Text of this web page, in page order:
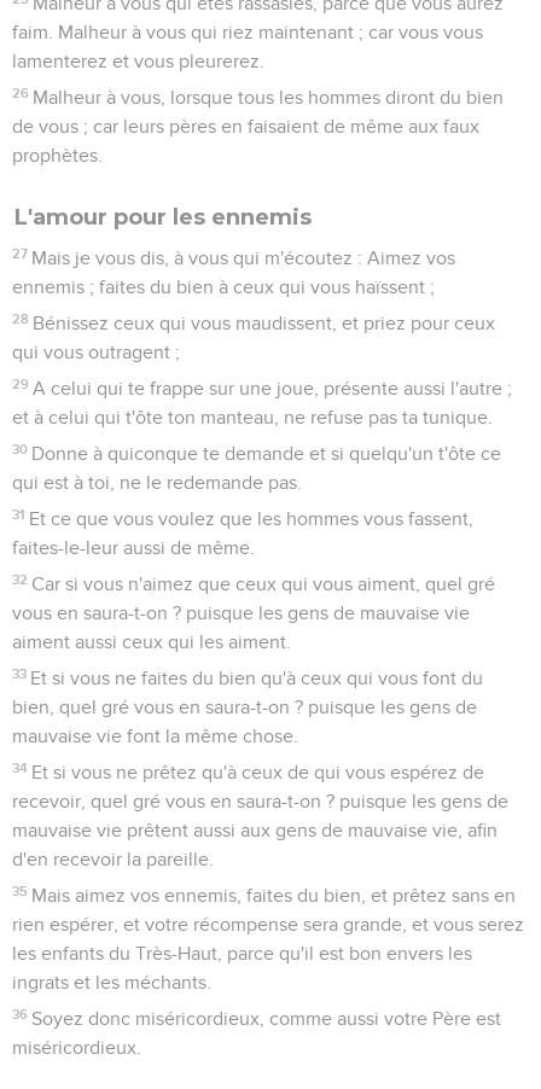
faim. Malheur à vous qui riez maintenant ; car vous vous
lamenterez et vous pleurerez.
26 Malheur à vous, lorsque tous les hommes diront du bien
de vous ; car leurs pères en faisaient de même aux faux
prophètes.
L'amour pour les ennemis
27 Mais je vous dis, à vous qui m'écoutez : Aimez vos
ennemis ; faites du bien à ceux qui vous haïssent ;
28 Bénissez ceux qui vous maudissent, et priez pour ceux
qui vous outragent ;
29 A celui qui te frappe sur une joue, présente aussi l'autre ;
et à celui qui t'ôte ton manteau, ne refuse pas ta tunique.
30 Donne à quiconque te demande et si quelqu'un t'ôte ce
qui est à toi, ne le redemande pas.
31 Et ce que vous voulez que les hommes vous fassent,
faites-le-leur aussi de même.
32 Car si vous n'aimez que ceux qui vous aiment, quel gré
vous en saura-t-on ? puisque les gens de mauvaise vie
aiment aussi ceux qui les aiment.
33 Et si vous ne faites du bien qu'à ceux qui vous font du
bien, quel gré vous en saura-t-on ? puisque les gens de
mauvaise vie font la même chose.
34 Et si vous ne prêtez qu'à ceux de qui vous espérez de
recevoir, quel gré vous en saura-t-on ? puisque les gens de
mauvaise vie prêtent aussi aux gens de mauvaise vie, afin
d'en recevoir la pareille.
35 Mais aimez vos ennemis, faites du bien, et prêtez sans en
rien espérer, et votre récompense sera grande, et vous serez
les enfants du Très-Haut, parce qu'il est bon envers les
ingrats et les méchants.
36 Soyez donc miséricordieux, comme aussi votre Père est
miséricordieux.